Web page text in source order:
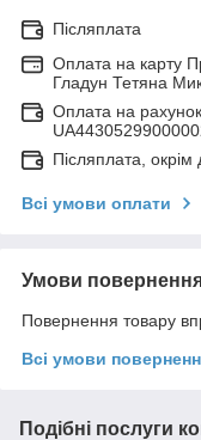
Післяплата
Оплата на карту
Гладун Тетяна
Оплата на
Післяплата,
Всі умови оплати
Умови
Повернення товару
Всі умови
Подібні послуги